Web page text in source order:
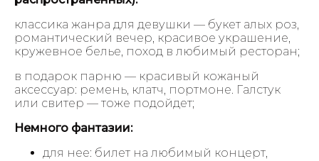
классика жанра для девушки — букет алых роз,
романтический вечер, красивое украшение,
кружевное белье, поход в любимый ресторан;
в подарок парню — красивый кожаный
аксессуар: ремень, клатч, портмоне. Галстук
или свитер — тоже подойдет;
Немного фантазии:
для нее: билет на любимый концерт,